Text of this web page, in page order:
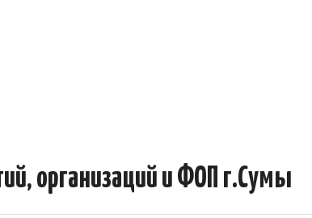
организаций и ФОП г.Сумы